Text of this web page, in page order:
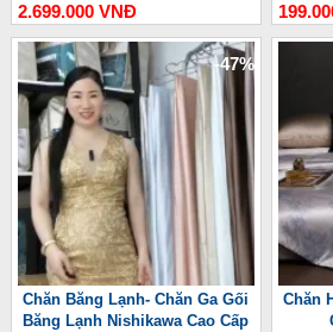
2.699.000 VNĐ
-47%
Chăn Băng Lạnh- Chăn Ga Gối
Băng Lạnh Nishikawa Cao Cấp
Chăn